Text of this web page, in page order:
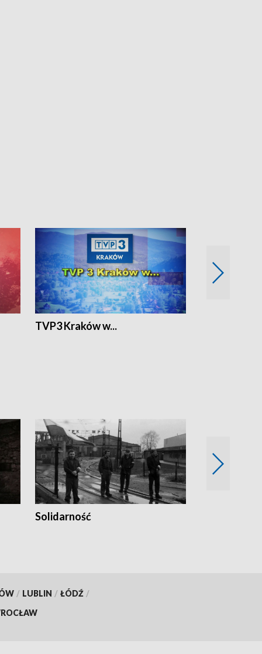
TVP3 Kraków w...
Solidarność
/ LUBLIN / ŁÓDŹ /